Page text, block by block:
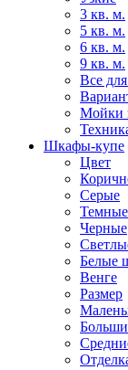
3 кв. м.
5 кв. м.
6 кв. м.
9 кв. м.
Все
Мойки
Шкафы-купе
Цвет
Серые
Темные
Черные
Белые
Венге
Размер